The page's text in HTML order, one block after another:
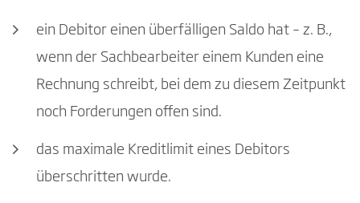
ein Debitor einen überfälligen Saldo hat – z. B.,
wenn der Sachbearbeiter einem Kunden eine
Rechnung schreibt, bei dem zu diesem Zeitpunkt
noch Forderungen offen sind.
das maximale Kreditlimit eines Debitors
überschritten wurde.